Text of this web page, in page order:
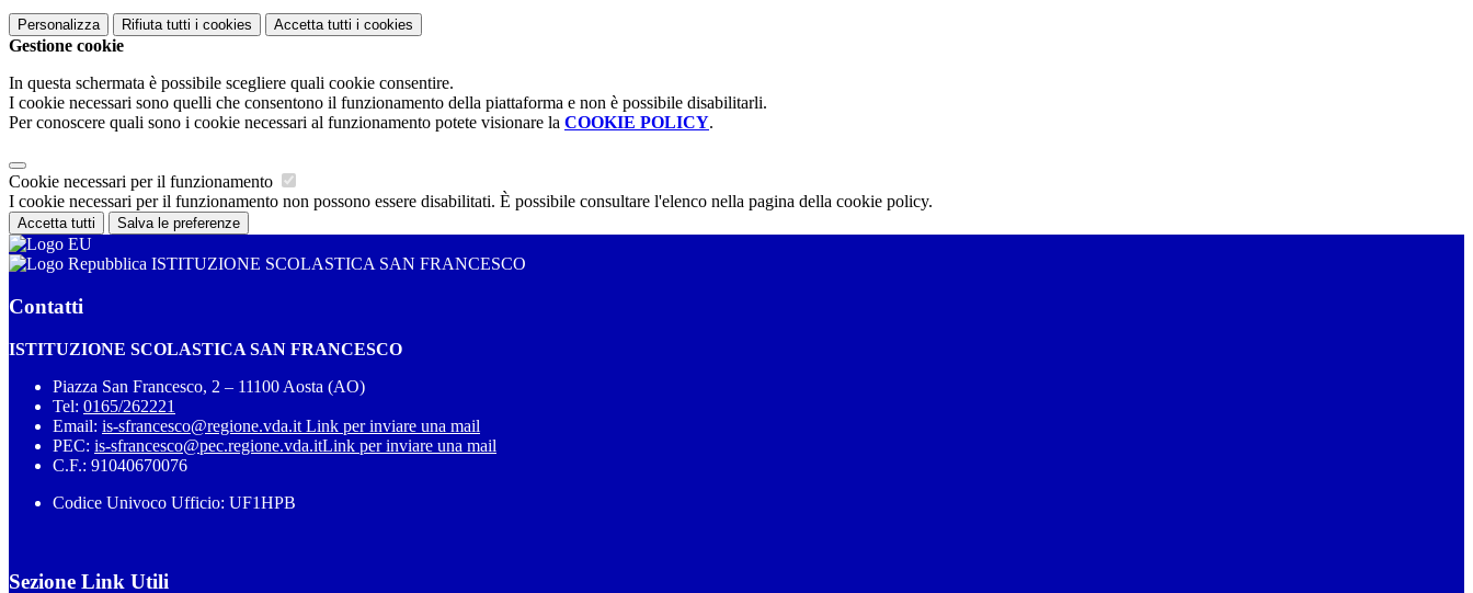
Personalizza Rifiuta tutti i cookies Accetta tutti i cookies
Gestione cookie
In questa schermata è possibile scegliere quali cookie consentire.
I cookie necessari sono quelli che consentono il funzionamento della piattaforma e non è possibile disabilitarli.
Per conoscere quali sono i cookie necessari al funzionamento potete visionare la COOKIE POLICY.
Cookie necessari per il funzionamento
I cookie necessari per il funzionamento non possono essere disabilitati. È possibile consultare l'elenco nella pagina della cookie policy.
Accetta tutti Salva le preferenze
ISTITUZIONE SCOLASTICA SAN FRANCESCO
Contatti
ISTITUZIONE SCOLASTICA SAN FRANCESCO
Piazza San Francesco, 2 – 11100 Aosta (AO)
Tel: 0165/262221
Email: is-sfrancesco@regione.vda.it Link per inviare una mail
PEC: is-sfrancesco@pec.regione.vda.itLink per inviare una mail
C.F.: 91040670076
Codice Univoco Ufficio: UF1HPB
Sezione Link Utili